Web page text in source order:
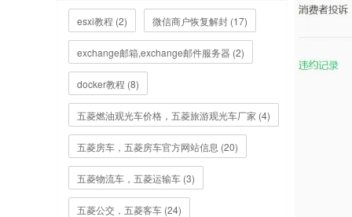
esxi教程 (2) 微信商户恢复解封 (17)
exchange邮箱,exchange邮件服务器 (2)
docker教程 (8)
五菱燃油观光车价格，五菱旅游观光车厂家 (4)
五菱房车，五菱房车官方网站信息 (20)
五菱物流车，五菱运输车 (3)
五菱公交，五菱客车 (24)